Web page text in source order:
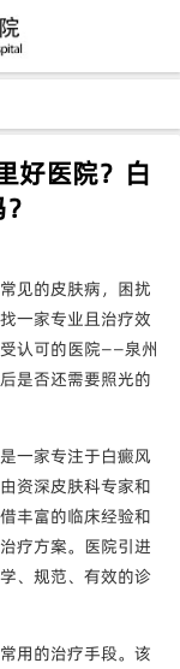
好医院？白
见的皮肤病，困扰
一家专业且治疗效
认可的医院——泉州
是否还需要照光的
一家专注于白癜风
资深皮肤科专家和
丰富的临床经验和
疗方案。医院引进
、规范、有效的诊
用的治疗手段。该